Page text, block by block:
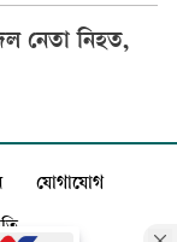
নেতা নিহত,
যোগাযোগ